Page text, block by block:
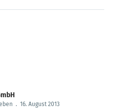
. 16. August 2013